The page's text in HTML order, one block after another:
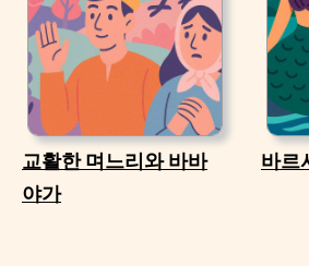
교활한 며느리와 바바
야가
바르